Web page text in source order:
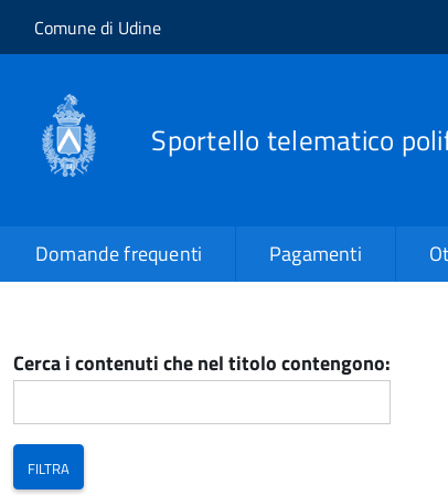
Salta al contenuto principale
Skip to site navigation
Comune di Udine
Sportello telematico
Domande frequenti Pagamenti
Cerca i contenuti che nel titolo contengono: